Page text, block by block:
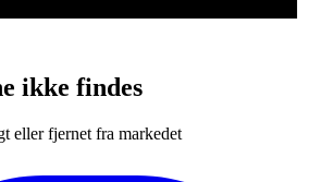
ikke findes
eller fjernet fra markedet